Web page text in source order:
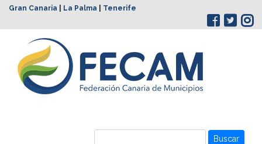
Gran Canaria La Palma Tenerife
Buscar